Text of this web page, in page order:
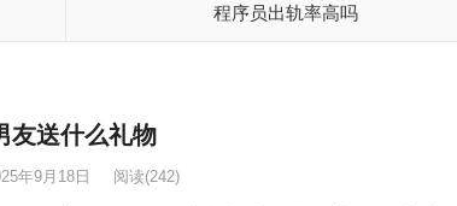
程序员出轨率高吗
友送什么礼物
年9月18日 阅读(242)